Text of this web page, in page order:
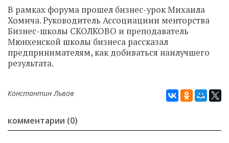
В рамках форума прошел бизнес-урок Михаила
Хомича. Руководитель Ассоциациии менторства
Бизнес-школы СКОЛКОВО и преподаватель
Мюнхенской школы бизнеса рассказал
предпринимателям, как добиваться наилучшего
результата.
Константин Львов
комментарии (0)